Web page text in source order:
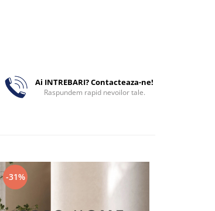
Ai INTREBARI? Contacteaza-ne!
Raspundem rapid nevoilor tale.
-31%